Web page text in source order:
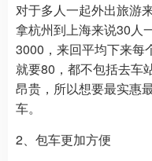
对于多人一起外出旅游
拿杭州到上海来说30人
3000，来回平均下来每
就要80，都不包括去车
昂贵，所以想要最实惠
车。
2、包车更加方便